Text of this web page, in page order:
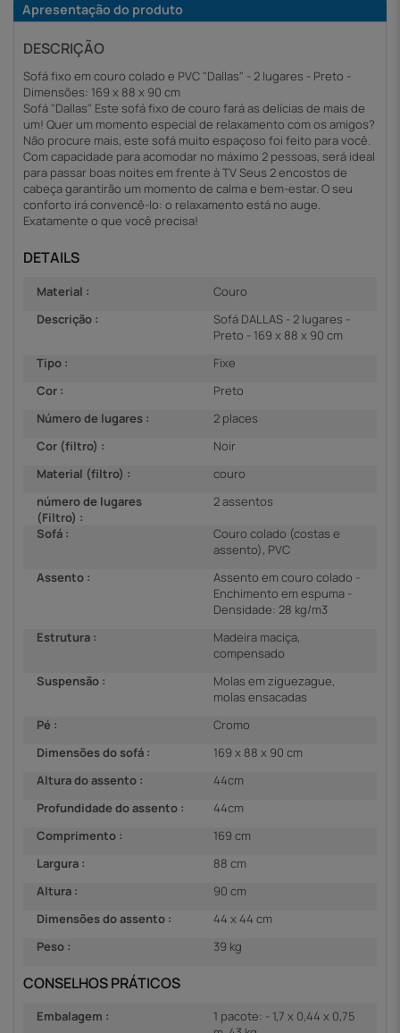
Apresentação do produto
DESCRIÇÃO
Sofá fixo em couro colado e PVC "Dallas" - 2 lugares - Preto -
Dimensões: 169 x 88 x 90 cm
Sofá "Dallas" Este sofá fixo de couro fará as delícias de mais de
um! Quer um momento especial de relaxamento com os amigos?
Não procure mais, este sofá muito espaçoso foi feito para você.
Com capacidade para acomodar no máximo 2 pessoas, será ideal
para passar boas noites em frente à TV Seus 2 encostos de
cabeça garantirão um momento de calma e bem-estar. O seu
conforto irá convencê-lo: o relaxamento está no auge.
Exatamente o que você precisa!
DETAILS
Material :
Couro
Descrição :
Sofá DALLAS - 2 lugares -
Preto - 169 x 88 x 90 cm
Tipo :
Fixe
Cor :
Preto
Número de lugares :
2 places
Cor (filtro) :
Noir
Material (filtro) :
couro
número de lugares
(Filtro) :
2 assentos
Sofá :
Couro colado (costas e
assento), PVC
Assento :
Assento em couro colado -
Enchimento em espuma -
Densidade: 28 kg/m3
Estrutura :
Madeira maciça,
compensado
Suspensão :
Molas em ziguezague,
molas ensacadas
Pé :
Cromo
Dimensões do sofá :
169 x 88 x 90 cm
Altura do assento :
44cm
Profundidade do assento :
44cm
Comprimento :
169 cm
Largura :
88 cm
Altura :
90 cm
Dimensões do assento :
44 x 44 cm
Peso :
39 kg
CONSELHOS PRÁTICOS
Embalagem :
1 pacote: - 1,7 x 0,44 x 0,75